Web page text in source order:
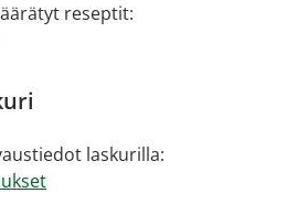
reseptit:
laskurilla: